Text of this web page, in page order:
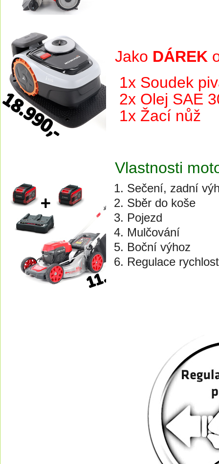
Jako DÁREK
1x Soudek
2x Olej SAE
1x Žací nůž
Vlastnosti
Sečení, zadní
Sběr do koše
Pojezd
Mulčování
Boční výhoz
Regulace